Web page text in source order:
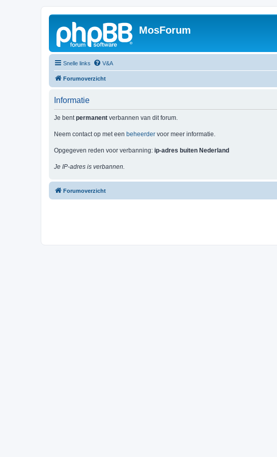
MosForum
Snelle links V&A
Forumoverzicht
Informatie
Je bentpermanent verbannen van dit forum.
Neem contact op met een beheerder voor meer informatie.
Opgegeven reden voor verbanning: ip-adres buiten Nederland
Je IP-adres is verbannen.
Forumoverzicht